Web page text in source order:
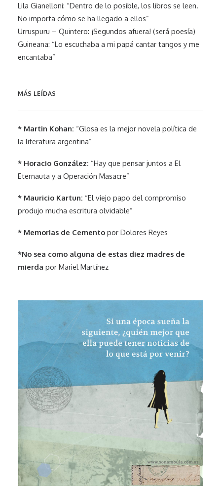
Lila Gianelloni: “Dentro de lo posible, los libros se leen.
No importa cómo se ha llegado a ellos”
Urruspuru – Quintero: ¡Segundos afuera! (será poesía)
Guineana: “Lo escuchaba a mi papá cantar tangos y me
encantaba”
MÁS LEÍDAS
* Martin Kohan: “Glosa es la mejor novela política de
la literatura argentina”
* Horacio González: “Hay que pensar juntos a El
Eternauta y a Operación Masacre”
* Mauricio Kartun: “El viejo papo del compromiso
produjo mucha escritura olvidable”
* Memorias de Cemento por Dolores Reyes
*No sea como alguna de estas diez madres de
mierda por Mariel Martínez